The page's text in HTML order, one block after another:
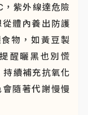
紫外線達危險
體內養出防護
物，如黃豆製
醒曬黑也別慌
續補充抗氧化
隨著代謝慢慢